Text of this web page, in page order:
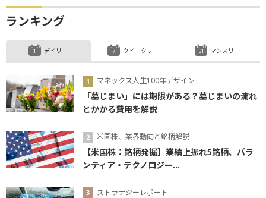
ランキング
デイリー
マネックス人生100年デザイン
「墓じまい」には期限がある？墓じまいの流れ
とかかる費用を解説
米国株、業界動向と銘柄解説
【米国株：銘柄発掘】業績上振れ5銘柄、パラ
ンティア・テクノロジー...
ストラテジーレポート
ウイークリー マンスリー